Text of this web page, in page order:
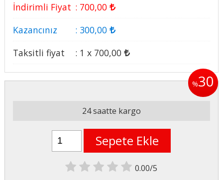
İndirimli Fiyat : 700,00
Kazancınız
: 300,00
Taksitli fiyat
: 1 x 700,00
%30
24 saatte kargo
Sepete Ekle
0.00/5